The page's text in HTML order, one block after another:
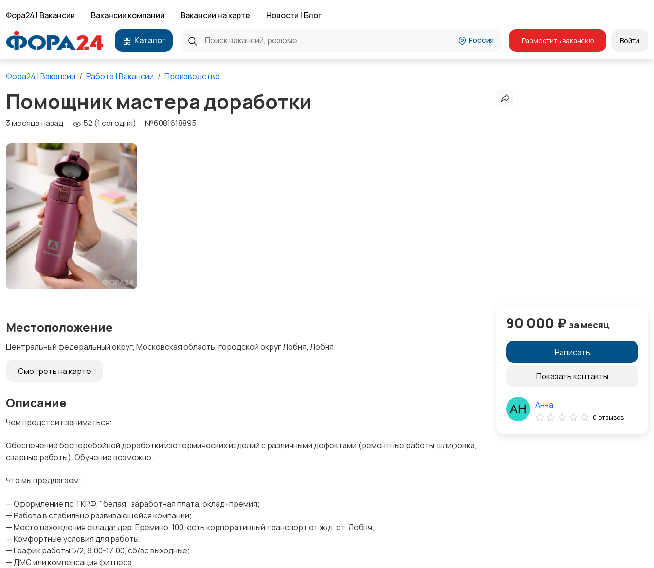
Фора24 | Вакансии Вакансии компаний Вакансии на карте Новости | Блог
Каталог Россия Разместить вакансию Войти
Фора24 | Вакансии Работа | Вакансии Производство
Помощник мастера доработки
3 месяца назад 52 (1 сегодня) №6081618895
Местоположение
Центральный федеральный округ, Московская область, городской округ Лобня, Лобня
Смотреть на карте
Описание
Чем предстоит заниматься:
Обеспечение бесперебойной доработки изотермических изделий с различными дефектами (ремонтные работы, шлифовка,
сварные работы). Обучение возможно.
Что мы предлагаем:
— Оформление по ТКРФ, "белая" заработная плата, оклад+премия;
— Работа в стабильно развивающейся компании;
— Место нахождения склада: дер. Еремино, 100, есть корпоративный транспорт от ж/д. ст. Лобня;
— Комфортные условия для работы;
— График работы 5/2‚ 8:00-17:00, сб/вс выходные;
— ДМС или компенсация фитнеса.
90 000 ₽ за месяц
Написать
Показать контакты
Анна
0 отзывов